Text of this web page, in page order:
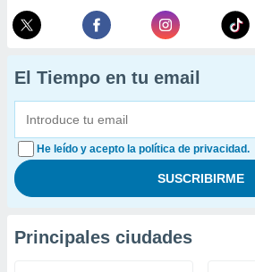
El Tiempo en tu email
He leído y acepto la política de privacidad.
Principales ciudades